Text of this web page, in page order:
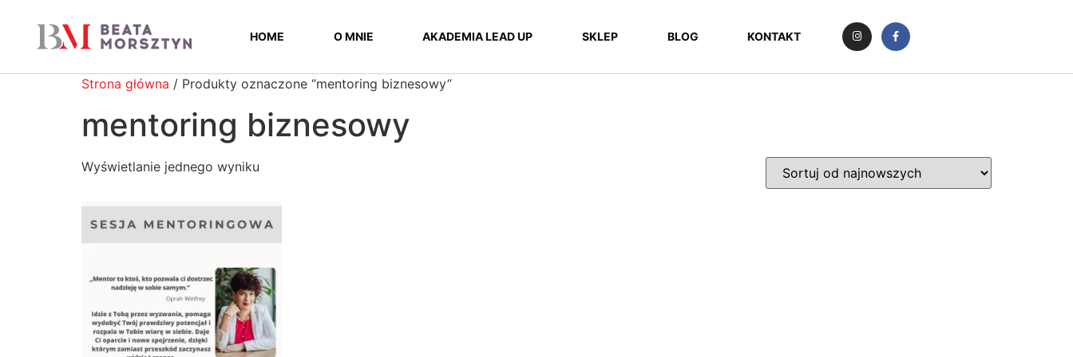
Content
HOME O MNIE AKADEMIA LEAD UP SKLEP BLOG KONTAKT
Strona główna / Produkty oznaczone “mentoring biznesowy”
mentoring biznesowy
Wyświetlanie jednego wyniku